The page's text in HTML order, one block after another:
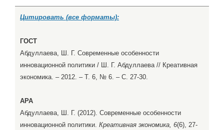
Цитировать (все форматы):
ГОСТ
Абдуллаева, Ш. Г. Современные особенности
инновационной политики / Ш. Г. Абдуллаева // Креативная
экономика. – 2012. – Т. 6, № 6. – С. 27-30.
APA
Абдуллаева, Ш. Г. (2012). Современные особенности
инновационной политики. Креативная экономика, 6(6), 27-